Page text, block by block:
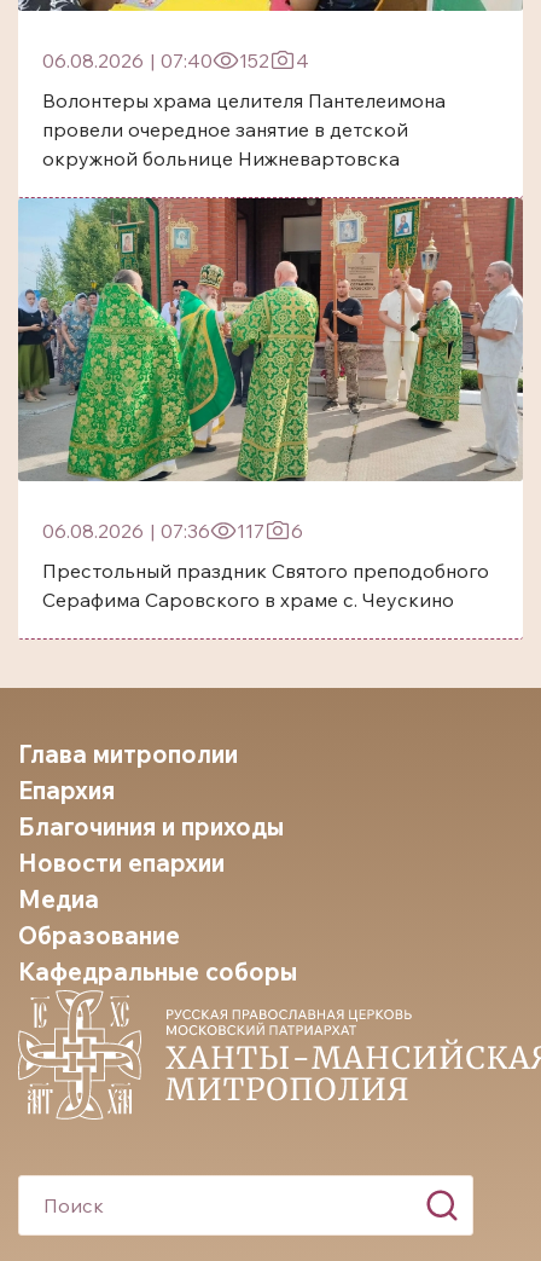
06.08.2026 | 07:40 152
4
Волонтеры храма целителя Пантелеимона
провели очередное занятие в детской
окружной больнице Нижневартовска
06.08.2026 | 07:36 117
6
Престольный праздник Святого преподобного
Серафима Саровского в храме с. Чеускино
Глава митрополии
Епархия
Благочиния и приходы
Новости епархии
Медиа
Образование
Кафедральные соборы